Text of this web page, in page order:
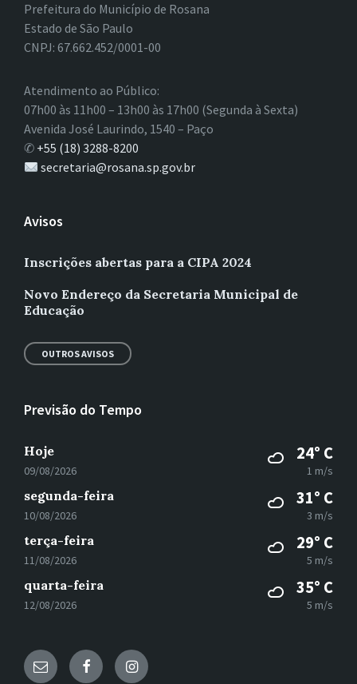
Prefeitura do Município de Rosana
Estado de São Paulo
CNPJ: 67.662.452/0001-00
Atendimento ao Público:
07h00 às 11h00 – 13h00 às 17h00 (Segunda à Sexta)
Avenida José Laurindo, 1540 – Paço
✆ +55 (18) 3288-8200
secretaria@rosana.sp.gov.br
Avisos
Inscrições abertas para a CIPA 2024
Novo Endereço da Secretaria Municipal de
Educação
OUTROS AVISOS
Previsão do Tempo
Hoje
09/08/2026
24° C
1 m/s
segunda-feira
10/08/2026
31° C
3 m/s
terça-feira
11/08/2026
29° C
5 m/s
quarta-feira
12/08/2026
35° C
5 m/s
E- FacebookInstagram